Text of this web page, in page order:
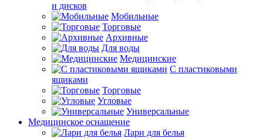
и дисков
Мобильные
Торговые
Архивные
Для воды
Медицинские
С пластиковыми
ящиками
Торговые
Угловые
Универсальные
Медицинское оснащение
Лари для белья